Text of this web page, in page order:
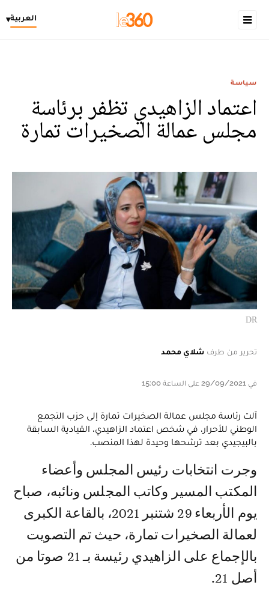
العربية▾
سياسة
اعتماد الزاهيدي تظفر برئاسة
مجلس عمالة الصخيرات تمارة
DR
تحرير من طرف شلاي محمد
في 29/09/2021 على الساعة 15:00
آلت رئاسة مجلس عمالة الصخيرات تمارة إلى حزب التجمع
الوطني للأحرار، في شخص اعتماد الزاهيدي، القيادية السابقة
بالبيجيدي بعد ترشحها وحيدة لهذا المنصب.
وجرت انتخابات رئيس المجلس وأعضاء
المكتب المسير وكاتب المجلس ونائبه، صباح
يوم الأربعاء 29 شتنبر 2021، بالقاعة الكبرى
لعمالة الصخيرات تمارة، حيث تم التصويت
بالإجماع على الزاهيدي رئيسة بـ 21 صوتا من
أصل 21.